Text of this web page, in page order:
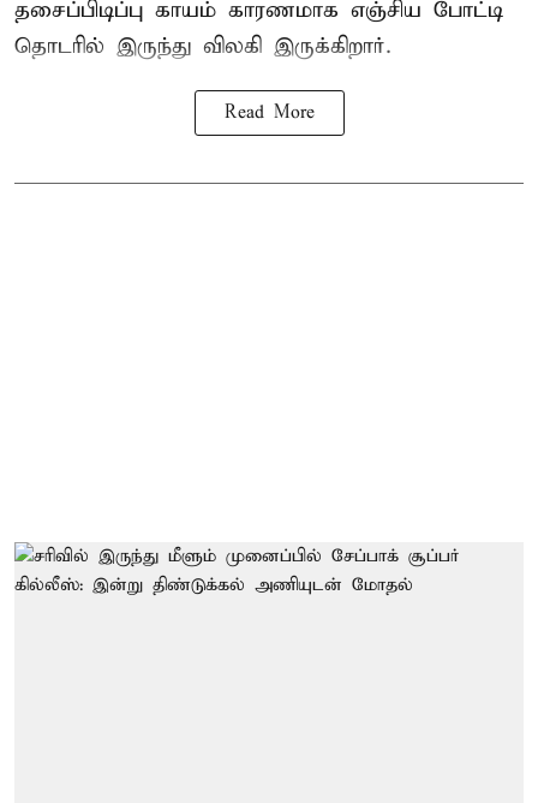
தசைப்பிடிப்பு காயம் காரணமாக எஞ்சிய போட்டி
தொடரில் இருந்து விலகி இருக்கிறார்.
Read More